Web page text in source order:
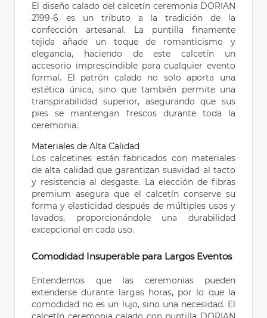
El diseño calado del calcetín ceremonia DORIAN
2199-6 es un tributo a la tradición de la
confección artesanal. La puntilla finamente
tejida añade un toque de romanticismo y
elegancia, haciendo de este calcetín un
accesorio imprescindible para cualquier evento
formal. El patrón calado no solo aporta una
estética única, sino que también permite una
transpirabilidad superior, asegurando que sus
pies se mantengan frescos durante toda la
ceremonia.
Materiales de Alta Calidad
Los calcetines están fabricados con materiales
de alta calidad que garantizan suavidad al tacto
y resistencia al desgaste. La elección de fibras
premium asegura que el calcetín conserve su
forma y elasticidad después de múltiples usos y
lavados, proporcionándole una durabilidad
excepcional en cada uso.
Comodidad Insuperable para Largos Eventos
Entendemos que las ceremonias pueden
extenderse durante largas horas, por lo que la
comodidad no es un lujo, sino una necesidad. El